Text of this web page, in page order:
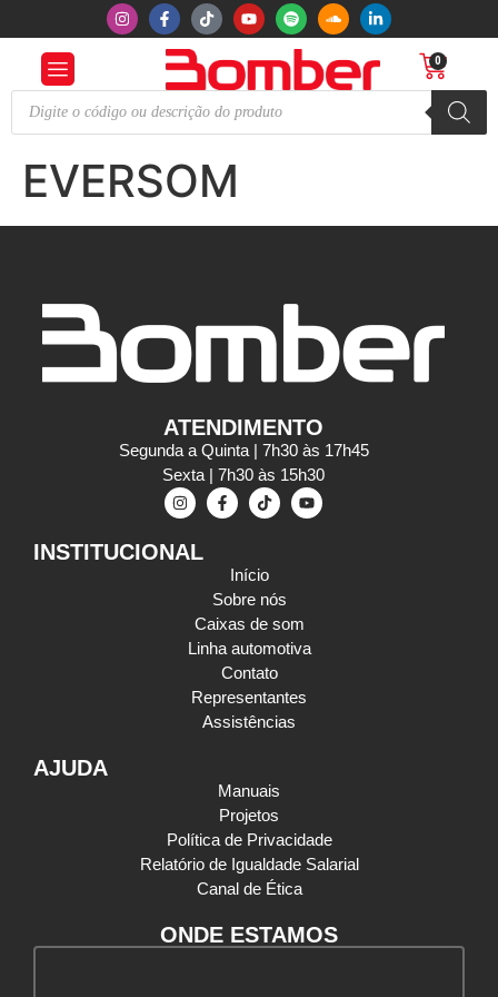
0
EVERSOM
ATENDIMENTO
Segunda a Quinta | 7h30 às 17h45
Sexta | 7h30 às 15h30
INSTITUCIONAL
Início
Sobre nós
Caixas de som
Linha automotiva
Contato
Representantes
Assistências
AJUDA
Manuais
Projetos
Política de Privacidade
Relatório de Igualdade Salarial
Canal de Ética
ONDE ESTAMOS